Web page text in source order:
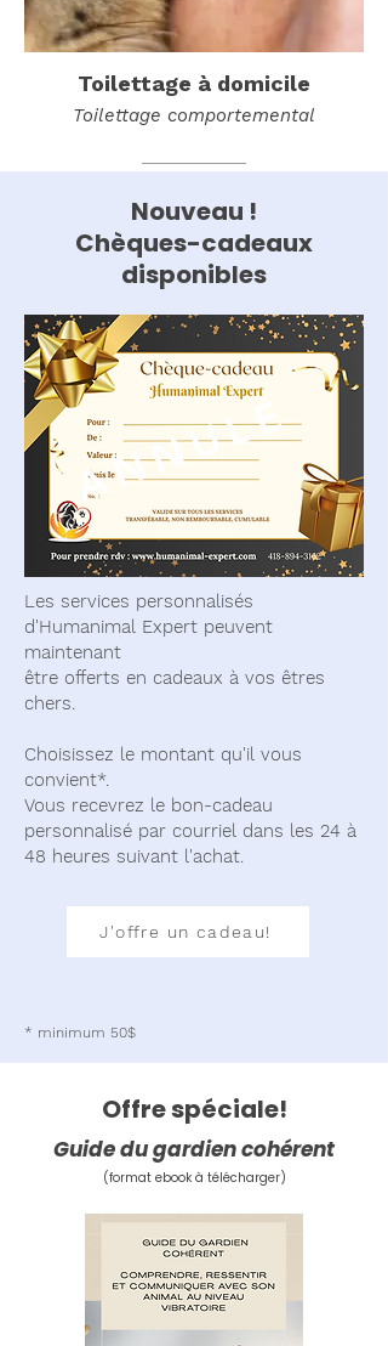
Toilettage à domicile
Toilettage comportemental
Nouveau !
Chèques-cadeaux
disponibles
ANNULÉ
Les services personnalisés
d'Humanimal Expert peuvent
maintenant
être offerts en cadeaux à vos êtres
chers.
Choisissez le montant qu'il vous
convient*.
Vous recevrez le bon-cadeau
personnalisé par courriel dans les 24 à
48 heures suivant l'achat. ​
* minimum 50$
J'offre un cadeau!
Offre spéciale!
Guide du gardien cohérent
(format ebook à télécharger)